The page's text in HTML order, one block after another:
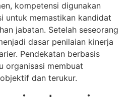
kompetensi digunakan
untuk memastikan kandidat
jabatan. Setelah seseorang
dasar penilaian kinerja
Pendekatan berbasis
organisasi membuat
dan terukur.